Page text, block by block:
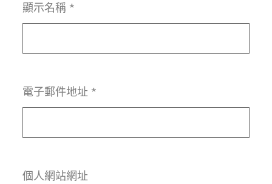
顯示名稱 *
電子郵件地址 *
個人網站網址